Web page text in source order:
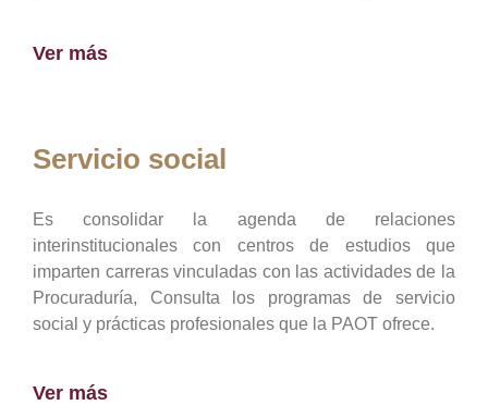
Ver más
Servicio social
Es consolidar la agenda de relaciones
interinstitucionales con centros de estudios que
imparten carreras vinculadas con las actividades de la
Procuraduría, Consulta los programas de servicio
social y prácticas profesionales que la PAOT ofrece.
Ver más